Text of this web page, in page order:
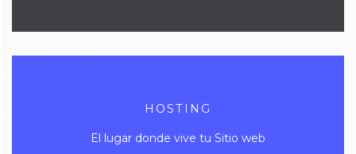
HOSTING
El lugar donde vive tu Sitio web